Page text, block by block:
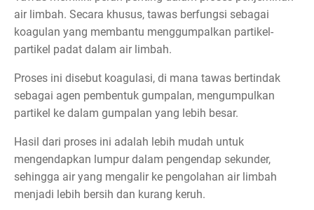
air limbah. Secara khusus, tawas berfungsi sebagai
koagulan yang membantu menggumpalkan partikel-
partikel padat dalam air limbah.
Proses ini disebut koagulasi, di mana tawas bertindak
sebagai agen pembentuk gumpalan, mengumpulkan
partikel ke dalam gumpalan yang lebih besar.
Hasil dari proses ini adalah lebih mudah untuk
mengendapkan lumpur dalam pengendap sekunder,
sehingga air yang mengalir ke pengolahan air limbah
menjadi lebih bersih dan kurang keruh.